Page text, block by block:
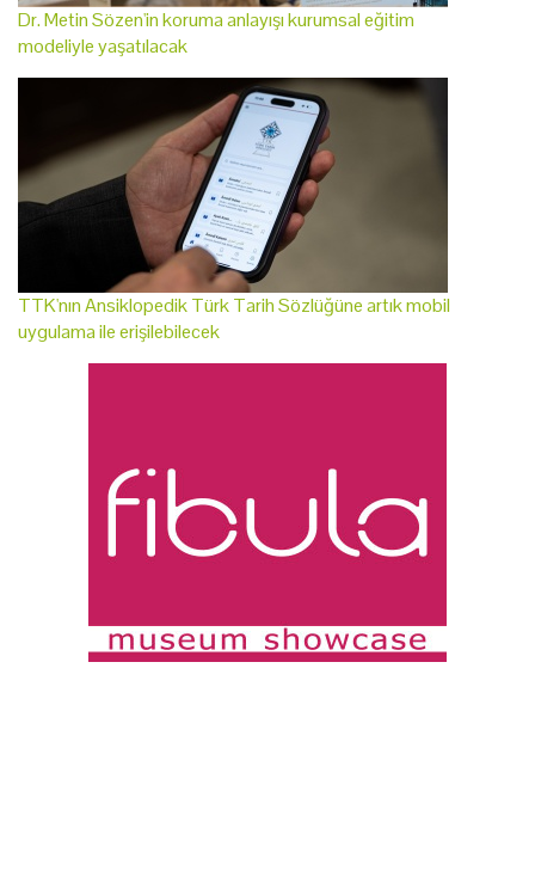
Dr. Metin Sözen'in koruma anlayışı kurumsal eğitim
modeliyle yaşatılacak
TTK'nın Ansiklopedik Türk Tarih Sözlüğüne artık mobil
uygulama ile erişilebilecek